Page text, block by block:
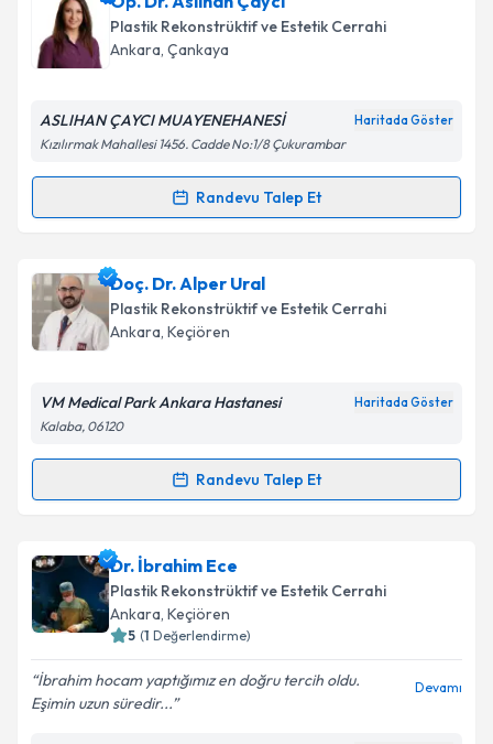
oluşturun. Size bu uzmandan randevu almanız için bir
takvim hazırlandığında e-posta ile bilgilendireceğiz.
Kişisel verilerimin işlenmesine ilişkin
Metni'ni okudum ve kişisel verilerimin belirtilen
Takvim Talebini Gönder
Plastik Rekonstrüktif ve Estetik Cerrahi
Ankara, Çankaya
ASLIHAN ÇAYCI MUAYENEHANESİ Haritada Göster
Kızılırmak Mahallesi 1456. Cadde No:1/8 Çukurambar
Randevu Talep Et
Randevu Takvimi Talebi
Op. Dr. Aslıhan Çaycıiçin randevu takvimi talebi
oluşturun. Size bu uzmandan randevu almanız için bir
takvim hazırlandığında e-posta ile bilgilendireceğiz.
Kişisel verilerimin işlenmesine ilişkin
Metni'ni okudum ve kişisel verilerimin belirtilen
Takvim Talebini Gönder
Doç. Dr. Alper Ural
Plastik Rekonstrüktif ve Estetik Cerrahi
Ankara, Keçiören
VM Medical Park Ankara Hastanesi Haritada Göster
Kalaba, 06120
Randevu Talep Et
Randevu Takvimi Talebi
Doç. Dr. Alper Uraliçin randevu takvimi talebi
oluşturun. Size bu uzmandan randevu almanız için bir
takvim hazırlandığında e-posta ile bilgilendireceğiz.
Dr. İbrahim Ece
Plastik Rekonstrüktif ve Estetik Cerrahi
Ankara, Keçiören
5 (1 Değerlendirme)
İbrahim hocam yaptığımız en doğru tercih oldu.
Eşimin uzun süredir...
Devamı